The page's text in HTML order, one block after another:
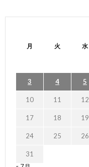
月 火 水
3 4 5
10 11 12
17 18 19
24 25 26
31